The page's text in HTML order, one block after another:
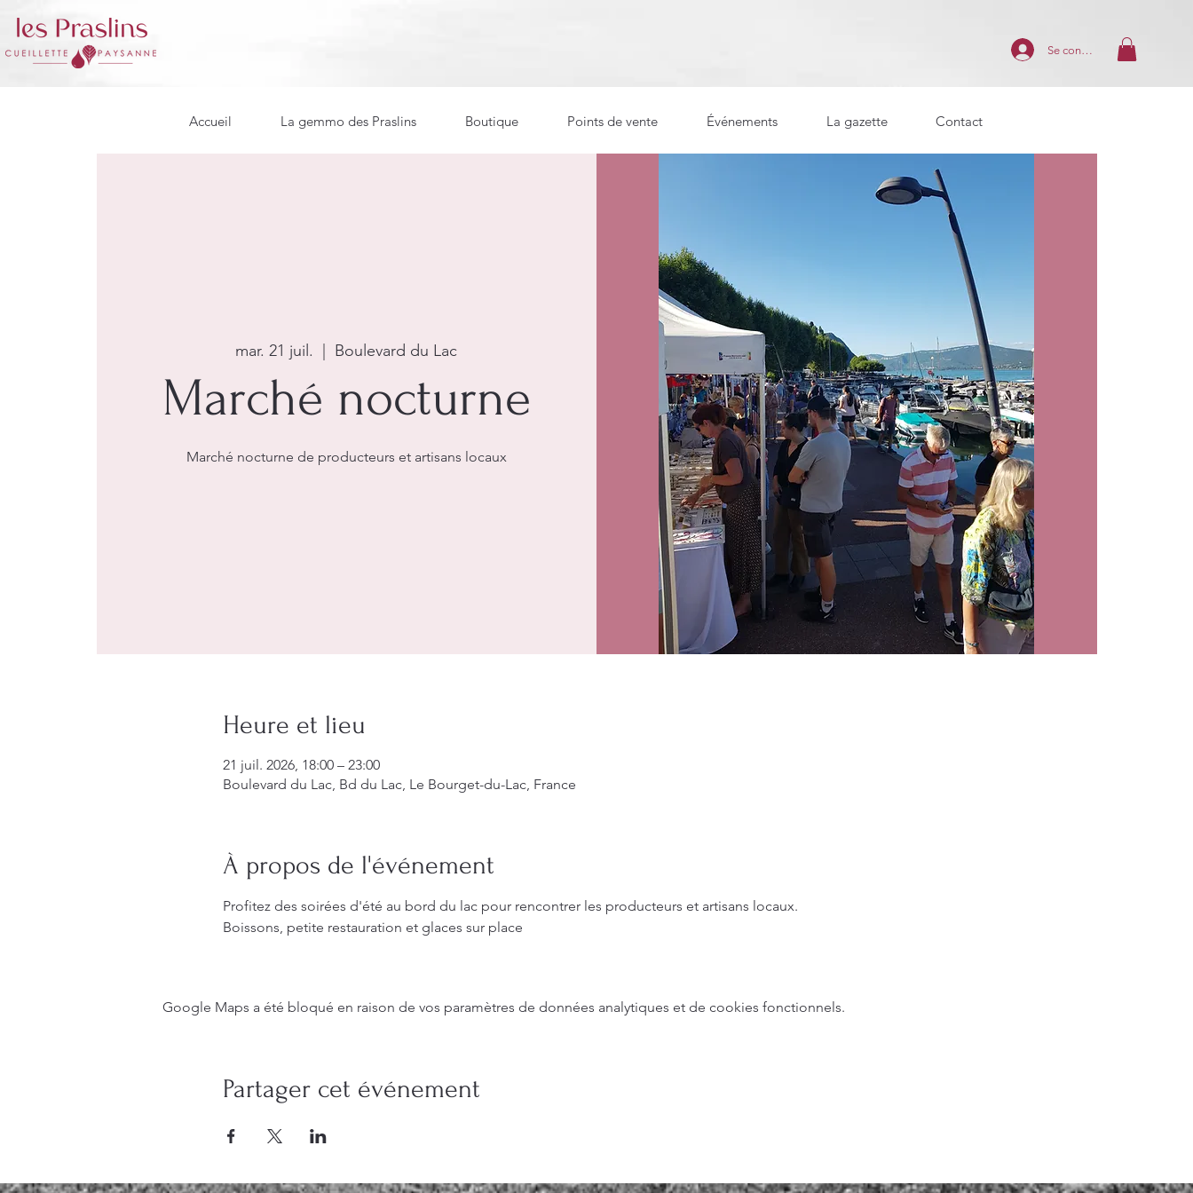
Se connecter
Accueil La gemmo des Praslins Boutique Points de vente Événements La gazette Contact
mar. 21 juil. Boulevard du Lac
Marché nocturne
Marché nocturne de producteurs et artisans locaux
Heure et lieu
21 juil. 2026, 18:00 – 23:00
Boulevard du Lac, Bd du Lac, Le Bourget-du-Lac, France
À propos de l'événement
Profitez des soirées d'été au bord du lac pour rencontrer les producteurs et artisans locaux.
Boissons, petite restauration et glaces sur place
Google Maps a été bloqué en raison de vos paramètres de données analytiques et de cookies fonctionnels.
Partager cet événement